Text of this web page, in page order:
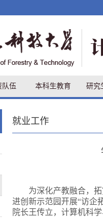
队伍 本科生教育 研究
就业工作
为深化产教融合，
进创新示范园开展“访企
院长王传立，计算机科